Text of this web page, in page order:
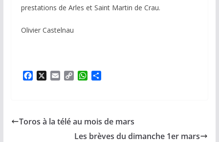
prestations de Arles et Saint Martin de Crau.
Olivier Castelnau
F
o
X
E
C
i
n
W
A
p
P
g
e
Toros à la télé au mois de mars
Les brèves du dimanche 1er mars